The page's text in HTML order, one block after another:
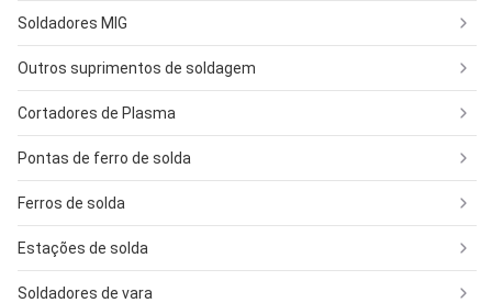
Soldadores MIG
Outros suprimentos de soldagem
Cortadores de Plasma
Pontas de ferro de solda
Ferros de solda
Estações de solda
Soldadores de vara